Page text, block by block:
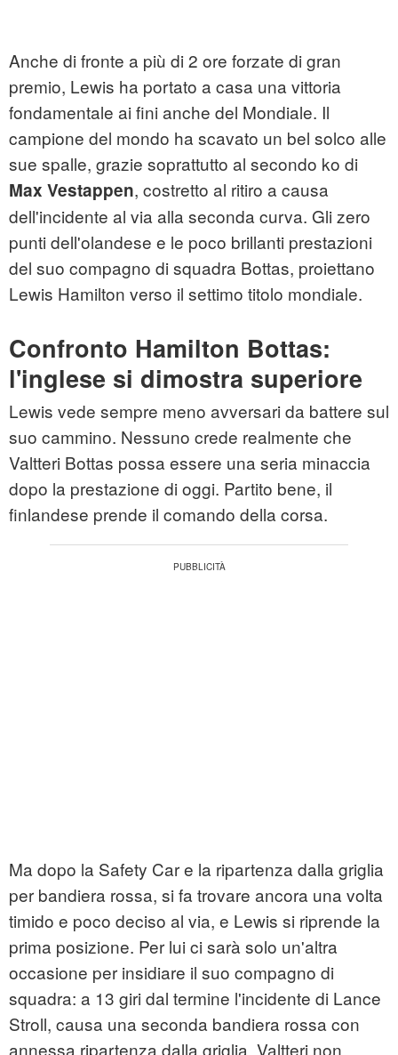
Anche di fronte a più di 2 ore forzate di gran
premio, Lewis ha portato a casa una vittoria
fondamentale ai fini anche del Mondiale. Il
campione del mondo ha scavato un bel solco alle
sue spalle, grazie soprattutto al secondo ko di
Max Vestappen, costretto al ritiro a causa
dell'incidente al via alla seconda curva. Gli zero
punti dell'olandese e le poco brillanti prestazioni
del suo compagno di squadra Bottas, proiettano
Lewis Hamilton verso il settimo titolo mondiale.
Confronto Hamilton Bottas:
l'inglese si dimostra superiore
Lewis vede sempre meno avversari da battere sul
suo cammino. Nessuno crede realmente che
Valtteri Bottas possa essere una seria minaccia
dopo la prestazione di oggi. Partito bene, il
finlandese prende il comando della corsa.
Ma dopo la Safety Car e la ripartenza dalla griglia
per bandiera rossa, si fa trovare ancora una volta
timido e poco deciso al via, e Lewis si riprende la
prima posizione. Per lui ci sarà solo un'altra
occasione per insidiare il suo compagno di
squadra: a 13 giri dal termine l'incidente di Lance
Stroll, causa una seconda bandiera rossa con
annessa ripartenza dalla griglia. Valtteri non